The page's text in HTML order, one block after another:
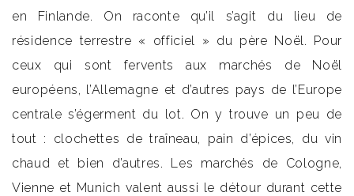
en Finlande. On raconte qu’il s’agit du lieu de
résidence terrestre « officiel » du père Noël. Pour
ceux qui sont fervents aux marchés de Noël
européens, l’Allemagne et d’autres pays de l’Europe
centrale s’égerment du lot. On y trouve un peu de
tout : clochettes de traîneau, pain d’épices, du vin
chaud et bien d’autres. Les marchés de Cologne,
Vienne et Munich valent aussi le détour durant cette